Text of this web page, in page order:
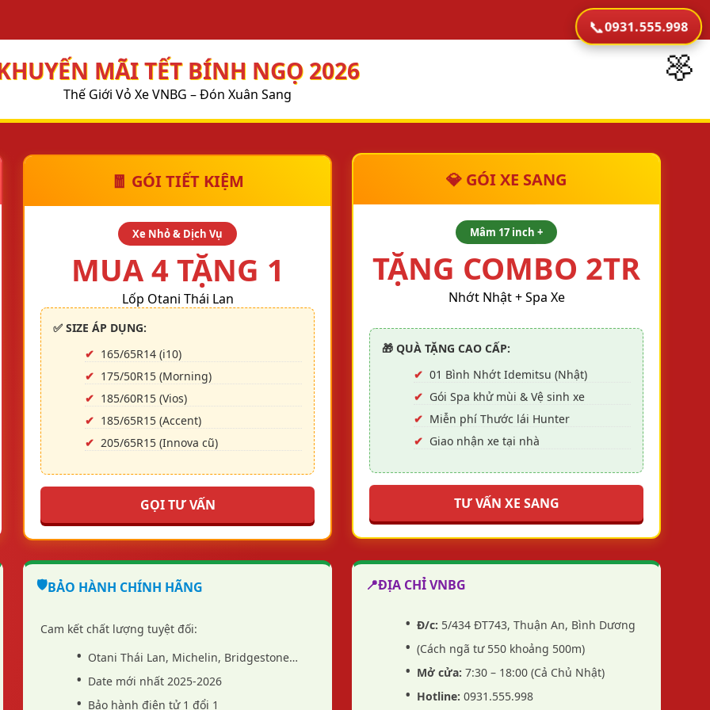
KHUYẾN MÃI
📞0931.555.998
🌼
MÃI TẾT BÍNH NGỌ 2026
Thế Giới Vỏ Xe VNBG – Đón Xuân Sang
🧧 GÓI TIẾT KIỆM
Xe Nhỏ & Dịch Vụ
MUA 4 TẶNG 1
Lốp Otani Thái Lan
✅ SIZE ÁP DỤNG:
165/65R14 (i10)
175/50R15 (Morning)
185/60R15 (Vios)
185/65R15 (Accent)
205/65R15 (Innova cũ)
GỌI TƯ VẤN
💎 GÓI XE SANG
Mâm 17 inch +
TẶNG COMBO 2TR
Nhớt Nhật + Spa Xe
🎁 QUÀ TẶNG CAO CẤP:
01 Bình Nhớt Idemitsu (Nhật)
Gói Spa khử mùi & Vệ sinh xe
Miễn phí Thước lái Hunter
Giao nhận xe tại nhà
TƯ VẤN XE SANG
🛡️BẢO HÀNH CHÍNH HÃNG
Cam kết chất lượng tuyệt đối:
Otani Thái Lan, Michelin, Bridgestone…
Date mới nhất 2025-2026
Bảo hành điện tử 1 đổi 1
📍ĐỊA CHỈ VNBG
Đ/c: 5/434 ĐT743, Thuận An, Bình Dương
(Cách ngã tư 550 khoảng 500m)
Mở cửa: 7:30 – 18:00 (Cả Chủ Nhật)
Hotline: 0931.555.998